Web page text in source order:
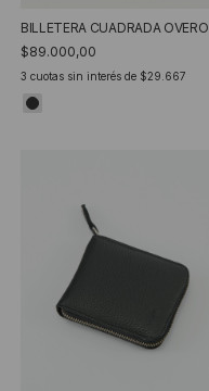
BILLETERA CUADRADA OVERO
$89.000,00
3 cuotas sin interés de $29.667